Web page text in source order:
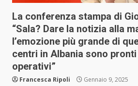
La conferenza stampa di
“Sala? Dare la notizia alla
l’emozione più grande di
centri in Albania sono
operativi”
Francesca Ripoli Gennaio 9, 2025